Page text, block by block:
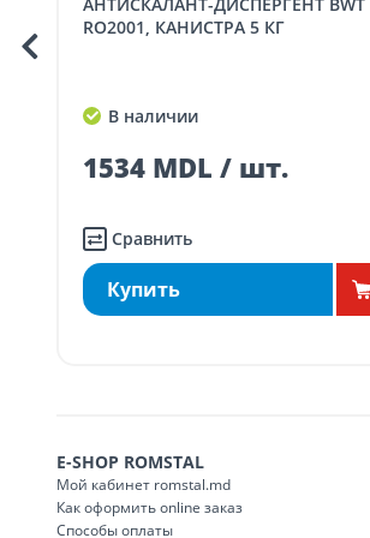
SER08410
Доставка по
SER08411
RO2001, КАНИСТРА 5 КГ
В наличии
1534 MDL / шт.
Сравнить
Купить
E-SHOP ROMSTAL
Мой кабинет romstal.md
Как оформить online заказ
Способы оплаты